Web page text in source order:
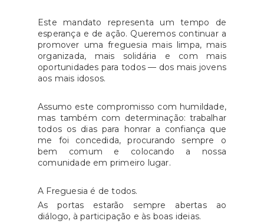
Este mandato representa um tempo de
esperança e de ação. Queremos continuar a
promover uma freguesia mais limpa, mais
organizada, mais solidária e com mais
oportunidades para todos — dos mais jovens
aos mais idosos.
Assumo este compromisso com humildade,
mas também com determinação: trabalhar
todos os dias para honrar a confiança que
me foi concedida, procurando sempre o
bem comum e colocando a nossa
comunidade em primeiro lugar.
A Freguesia é de todos.
As portas estarão sempre abertas ao
diálogo, à participação e às boas ideias.